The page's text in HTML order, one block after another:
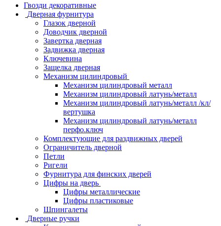
Гвозди декоративные
Дверная фурнитура
Глазок дверной
Доводчик дверной
Завертка дверная
Задвижка дверная
Ключевина
Защелка дверная
Механизм цилиндровый
Механизм цилиндровый металл
Механизм цилиндровый латунь/металл
Механизм цилиндровый латунь/металл /кл/
вертушка
Механизм цилиндровый латунь/металл
перфо.ключ
Комплектующие для раздвижных дверей
Ограничитель дверной
Петли
Ригели
Фурнитура для финских дверей
Цифры на дверь
Цифры металлические
Цифры пластиковые
Шпингалеты
Дверные ручки